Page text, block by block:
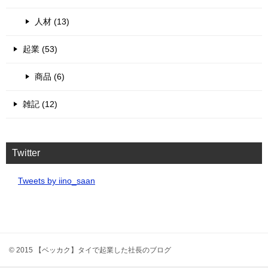
人材 (13)
起業 (53)
商品 (6)
雑記 (12)
Twitter
Tweets by iino_saan
© 2015 【ベッカク】タイで起業した社長のブログ